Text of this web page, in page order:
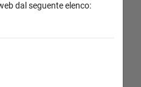
dal seguente elenco: